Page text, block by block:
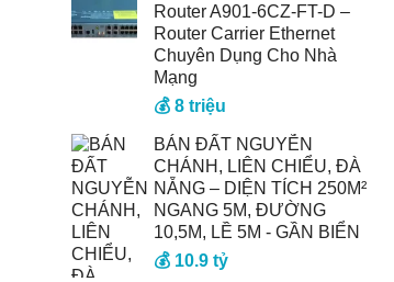
Router A901-6CZ-FT-D –
Router Carrier Ethernet
Chuyên Dụng Cho Nhà
Mạng
💰 8 triệu
BÁN ĐẤT NGUYỄN
CHÁNH, LIÊN CHIỂU, ĐÀ
NẴNG – DIỆN TÍCH 250M²
NGANG 5M, ĐƯỜNG
10,5M, LỀ 5M - GẦN BIỂN
💰 10.9 tỷ